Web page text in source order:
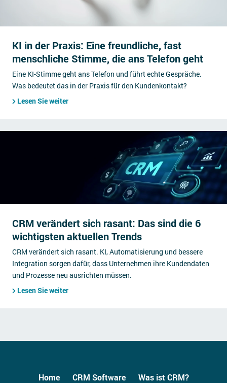
KI in der Praxis: Eine freundliche, fast
menschliche Stimme, die ans Telefon geht
Eine KI-Stimme geht ans Telefon und führt echte Gespräche.
Was bedeutet das in der Praxis für den Kundenkontakt?
Lesen Sie weiter
CRM verändert sich rasant: Das sind die 6
wichtigsten aktuellen Trends
CRM verändert sich rasant. KI, Automatisierung und bessere
Integration sorgen dafür, dass Unternehmen ihre Kundendaten
und Prozesse neu ausrichten müssen.
Lesen Sie weiter
Home CRM Software
Was ist CRM?